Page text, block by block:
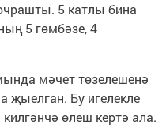
5 катлы бина
5 гөмбәзе, 4
мәчет төзелешенә
җыелган. Бу игелекле
өлеш кертә ала.